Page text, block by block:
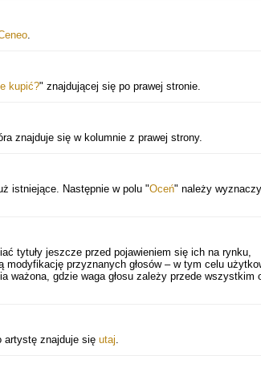
.
kupić?" znajdującej się po prawej stronie.
znajduje się w kolumnie z prawej strony.
istniejące. Następnie w polu "Oceń" należy
tytuły jeszcze przed pojawieniem się ich na rynku,
przyznanych głosów – w tym celu
ważona, gdzie waga głosu zależy przede wszystkim
artystę znajduje się utaj.